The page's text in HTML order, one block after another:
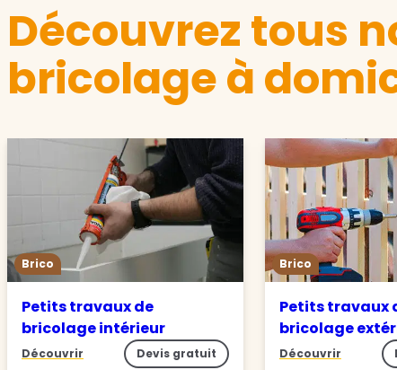
Découvrez tous
bricolage à
Brico
Petits travaux de
bricolage intérieur
Découvrir Devis gratuit
Brico
Petits travaux
bricolage
Découvrir